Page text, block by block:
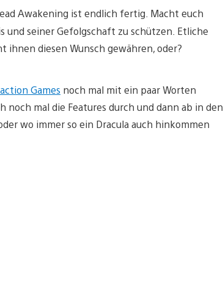
Awakening ist endlich fertig. Macht euch
und seiner Gefolgschaft zu schützen. Etliche
diesen Wunsch gewähren, oder?
Games noch mal mit ein paar Worten
mal die Features durch und dann ab in den
wo immer so ein Dracula auch hinkommen